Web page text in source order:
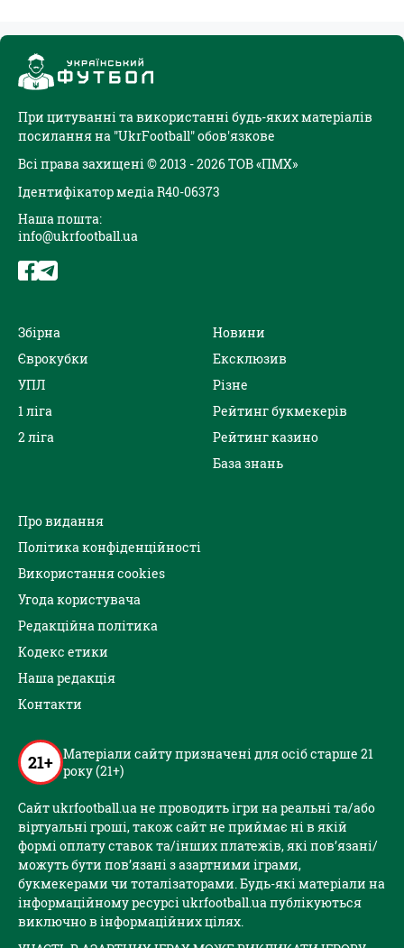
При цитуванні та використанні будь-яких матеріалів
посилання на "UkrFootball" обов'язкове
Всі права захищені © 2013 - 2026 ТОВ «ПМХ»
Ідентифікатор медіа R40-06373
Наша пошта:
info@ukrfootball.ua
Збірна
Єврокубки
УПЛ
1 ліга
2 ліга
Новини
Ексклюзив
Різне
Рейтинг букмекерів
Рейтинг казино
База знань
Про видання
Політика конфіденційності
Використання cookies
Угода користувача
Редакційна політика
Кодекс етики
Наша редакція
Контакти
21+ Матеріали сайту призначені для осіб старше 21
року (21+)
Сайт ukrfootball.ua не проводить ігри на реальні та/або
віртуальні гроші, також сайт не приймає ні в якій
формі оплату ставок та/інших платежів, які пов’язані/
можуть бути пов’язані з азартними іграми,
букмекерами чи тоталізаторами. Будь-які матеріали на
інформаційному ресурсі ukrfootball.ua публікуються
виключно в інформаційних цілях.